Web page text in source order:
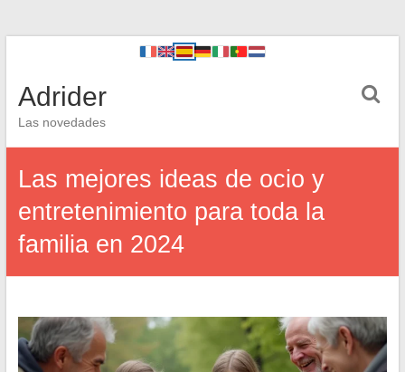
Adrider
Las novedades
Las mejores ideas de ocio y
entretenimiento para toda la
familia en 2024